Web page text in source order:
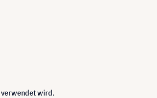
verwendet wird.